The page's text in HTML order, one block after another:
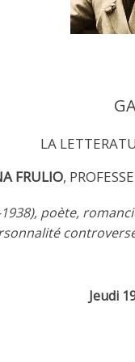
LA
FRULIO,
1938), poète,
Jeudi